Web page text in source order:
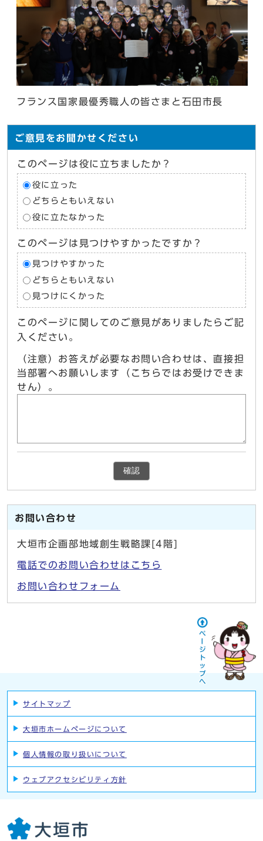
フランス国家最優秀職人の皆さまと石田市長
ご意見をお聞かせください
このページは役に立ちましたか？
役に立った
どちらともいえない
役に立たなかった
このページは見つけやすかったですか？
見つけやすかった
どちらともいえない
見つけにくかった
このページに関してのご意見がありましたらご記
入ください。
（注意）お答えが必要なお問い合わせは、直接担
当部署へお願いします（こちらではお受けできま
せん）。
確認
お問い合わせ
大垣市企画部地域創生戦略課[4階]
電話でのお問い合わせはこちら
お問い合わせフォーム
サイトマップ
大垣市ホームページについて
個人情報の取り扱いについて
ウェブアクセシビリティ方針